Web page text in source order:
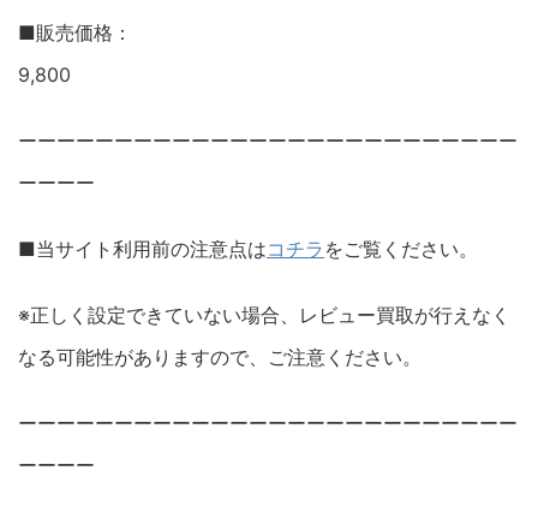
■販売価格：
9,800
ーーーーーーーーーーーーーーーーーーーーーーーーーー
ーーーー
■当サイト利用前の注意点はコチラ をご覧ください。
※正しく設定できていない場合、レビュー買取が行えなく
なる可能性がありますので、ご注意ください。
ーーーーーーーーーーーーーーーーーーーーーーーーーー
ーーーー